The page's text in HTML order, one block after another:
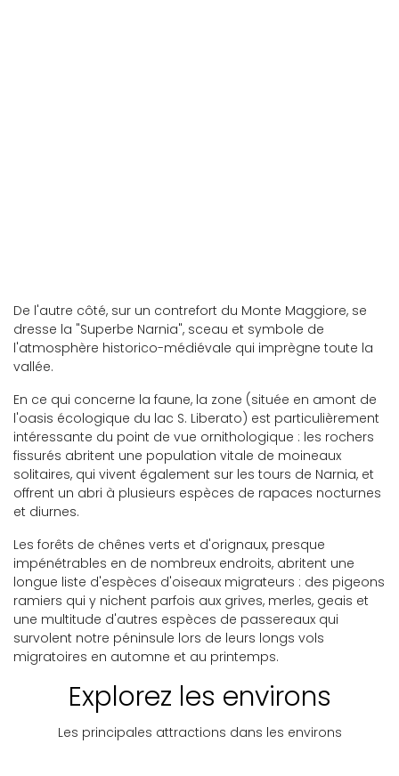
De l'autre côté, sur un contrefort du Monte Maggiore, se
dresse la "Superbe Narnia", sceau et symbole de
l'atmosphère historico-médiévale qui imprègne toute la
vallée.
En ce qui concerne la faune, la zone (située en amont de
l'oasis écologique du lac S. Liberato) est particulièrement
intéressante du point de vue ornithologique : les rochers
fissurés abritent une population vitale de moineaux
solitaires, qui vivent également sur les tours de Narnia, et
offrent un abri à plusieurs espèces de rapaces nocturnes
et diurnes.
Les forêts de chênes verts et d'orignaux, presque
impénétrables en de nombreux endroits, abritent une
longue liste d'espèces d'oiseaux migrateurs : des pigeons
ramiers qui y nichent parfois aux grives, merles, geais et
une multitude d'autres espèces de passereaux qui
survolent notre péninsule lors de leurs longs vols
migratoires en automne et au printemps.
Explorez les environs
Les principales attractions dans les environs